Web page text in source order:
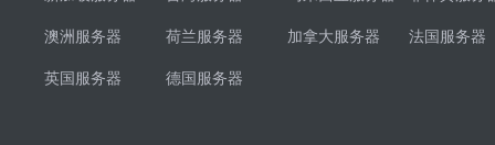
澳洲服务器 荷兰服务器 加拿大服务器 法国服务器
英国服务器 德国服务器